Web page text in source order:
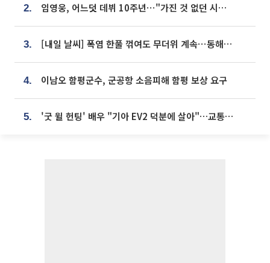
2. 임영웅, 어느덧 데뷔 10주년⋯"가진 것 없던 시절, 내 앞엔 20명의 팬뿐"
3. [내일 날씨] 폭염 한풀 꺾여도 무더위 계속⋯동해안 이틀 연속 비
4. 이남오 함평군수, 군공항 소음피해 함평 보상 요구
5. '굿 윌 헌팅' 배우 "기아 EV2 덕분에 살아"…교통사고 후 안전성 극찬